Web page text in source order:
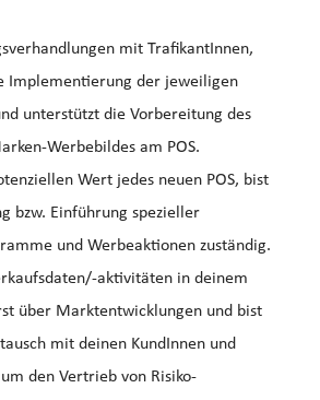
mit TrafikantInnen,
Implementierung der jeweiligen
unterstützt die Vorbereitung des
Werbebildes am POS.
Wert jedes neuen POS, bist
bzw. Einführung spezieller
und Werbeaktionen zuständig.
aktivitäten in deinem
über Marktentwicklungen und bist
mit deinen KundInnen und
den Vertrieb von Risiko-